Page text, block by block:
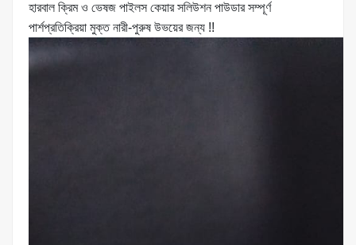
হারবাল ক্রিম ও ভেষজ পাইলস কেয়ার সলিউশন পাউডার সম্পূর্ণ
পার্শপ্রতিক্রিয়া মুক্ত নারী-পুরুষ উভয়ের জন্য !!